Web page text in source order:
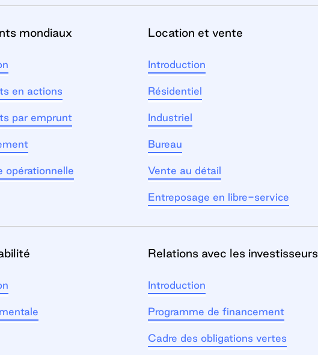
mondiaux
en actions
par emprunt
opérationnelle
Location et vente
Introduction
Résidentiel
Industriel
Bureau
Vente au détail
Entreposage en libre-service
Relations avec les investisseurs
Introduction
Programme de financement
Cadre des obligations vertes